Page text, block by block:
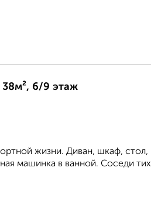
38м², 6/9 этаж
жизни. Диван, шкаф,
машинка в ванной. Соседи